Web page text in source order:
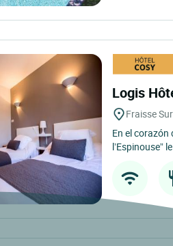
Logis
Fraisse
En el corazón
l’Espinouse”